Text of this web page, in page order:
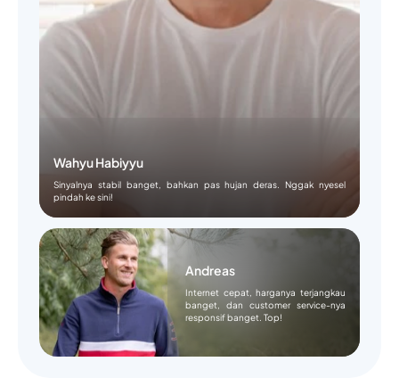
Wahyu Habiyyu
Sinyalnya stabil banget, bahkan pas hujan deras. Nggak nyesel
pindah ke sini!
Andreas
Internet cepat, harganya terjangkau
banget, dan customer service-nya
responsif banget. Top!